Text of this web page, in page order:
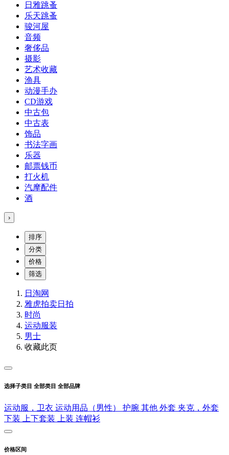
日雅跳蚤
乐天跳蚤
骏河屋
音频
奢侈品
摄影
艺术收藏
渔具
动漫手办
CD游戏
中古包
中古表
饰品
书法字画
乐器
邮票钱币
打火机
汽摩配件
酒
›
排序
分类
价格
筛选
日淘网
雅虎拍卖日拍
时尚
运动服装
男士
收藏此页
选择子类目 全部类目 全部品牌
运动服，卫衣 运动用品（男性） 护腕 其他 外套 夹克，外套
下装
上下套装 上装 连帽衫
价格区间